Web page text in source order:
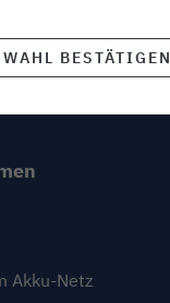
Akku-Netz
BESTÄTIGEN